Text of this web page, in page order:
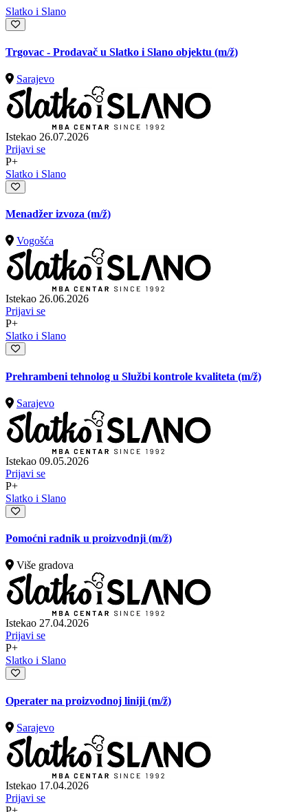
Slatko i Slano
Trgovac - Prodavač u Slatko i Slano objektu (m/ž)
Sarajevo
Istekao 26.07.2026
Prijavi se
P+
Slatko i Slano
Menadžer izvoza (m/ž)
Vogošća
Istekao 26.06.2026
Prijavi se
P+
Slatko i Slano
Prehrambeni tehnolog u Službi kontrole kvaliteta (m/ž)
Sarajevo
Istekao 09.05.2026
Prijavi se
P+
Slatko i Slano
Pomoćni radnik u proizvodnji (m/ž)
Više gradova
Istekao 27.04.2026
Prijavi se
P+
Slatko i Slano
Operater na proizvodnoj liniji (m/ž)
Sarajevo
Istekao 17.04.2026
Prijavi se